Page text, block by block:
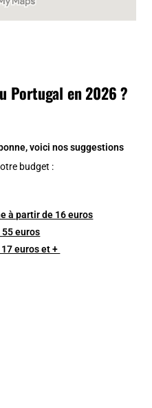
Portugal en 2026 ?
voici nos suggestions
budget :
à partir de 16 euros
euros
euros et +